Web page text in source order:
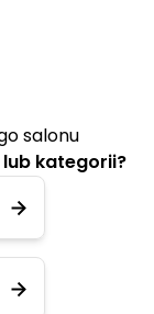
salonu
kategorii?